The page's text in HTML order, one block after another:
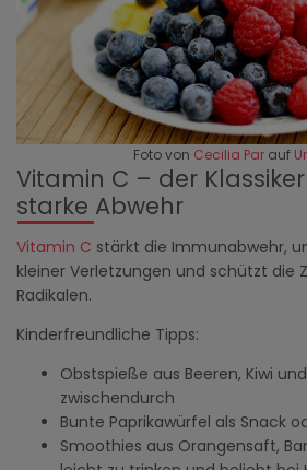
Foto von Cecilia Parauf
Vitamin C – der
starke Abwehr
Vitamin C stärkt die Immunabwehr,
kleiner Verletzungen und schützt die
Radikalen.
Kinderfreundliche Tipps:
Obstspieße aus Beeren, Kiwi
zwischendurch
Bunte Paprikawürfel als Snack
Smoothies aus Orangensaft,